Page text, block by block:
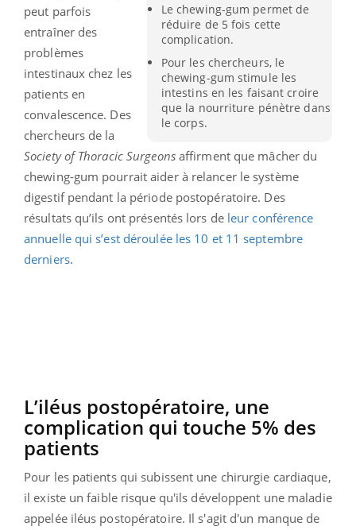
Le chewing-gum permet de
réduire de 5 fois cette
complication.
Pour les chercheurs, le
chewing-gum stimule les
intestins en les faisant croire
que la nourriture pénètre dans
le corps.
peut parfois
entraîner des
problèmes
intestinaux chez les
patients en
convalescence. Des
chercheurs de la
Society of Thoracic Surgeonsaffirment que mâcher du
chewing-gum pourrait aider à relancer le système
digestif pendant la période postopératoire. Des
résultats qu’ils ont présentés lors de leur conférence
annuelle qui s’est déroulée les 10 et 11 septembre
derniers.
L’iléus postopératoire, une
complication qui touche 5% des
patients
Pour les patients qui subissent une chirurgie cardiaque,
il existe un faible risque qu'ils développent une maladie
appelée iléus postopératoire. Il s'agit d'un manque de